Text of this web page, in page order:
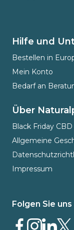
Hilfe und
Bestellen in
Mein Konto
Bedarf an
Über
Black Friday CBD
Allgemeine
Impressum
Folgen Sie uns